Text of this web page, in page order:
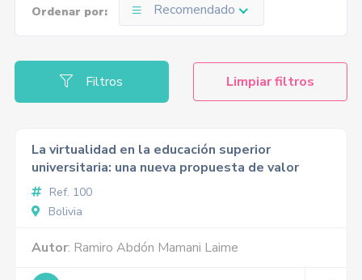
Ordenar por: Recomendado
Filtros Limpiar filtros
La virtualidad en la educación superior
universitaria: una nueva propuesta de valor
Ref. 100
Bolivia
Autor: Ramiro Abdón Mamani Laime